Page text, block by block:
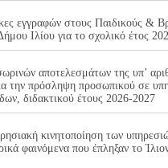
εγγραφών στους Παιδικούς &
Ιλίου για το σχολικό έτος
αποτελεσμάτων της υπ’
την πρόσληψη προσωπικού σε
διδακτικού έτους 2026-2027
κινητοποίηση των
φαινόμενα που έπληξαν το